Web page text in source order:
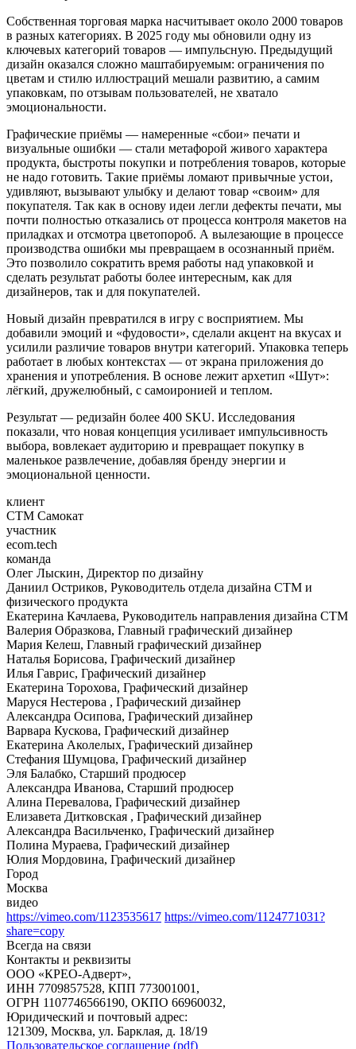
Собственная торговая марка насчитывает около 2000 товаров
в разных категориях. В 2025 году мы обновили одну из
ключевых категорий товаров — импульсную. Предыдущий
дизайн оказался сложно маштабируемым: ограничения по
цветам и стилю иллюстраций мешали развитию, а самим
упаковкам, по отзывам пользователей, не хватало
эмоциональности.
Графические приёмы — намеренные «сбои» печати и
визуальные ошибки — стали метафорой живого характера
продукта, быстроты покупки и потребления товаров, которые
не надо готовить. Такие приёмы ломают привычные устои,
удивляют, вызывают улыбку и делают товар «своим» для
покупателя. Так как в основу идеи легли дефекты печати, мы
почти полностью отказались от процесса контроля макетов на
приладках и отсмотра цветопороб. А вылезающие в процессе
производства ошибки мы превращаем в осознанный приём.
Это позволило сократить время работы над упаковкой и
сделать результат работы более интересным, как для
дизайнеров, так и для покупателей.
Новый дизайн превратился в игру с восприятием. Мы
добавили эмоций и «фудовости», сделали акцент на вкусах и
усилили различие товаров внутри категорий. Упаковка теперь
работает в любых контекстах — от экрана приложения до
хранения и употребления. В основе лежит архетип «Шут»:
лёгкий, дружелюбный, с самоиронией и теплом.
Результат — редизайн более 400 SKU. Исследования
показали, что новая концепция усиливает импульсивность
выбора, вовлекает аудиторию и превращает покупку в
маленькое развлечение, добавляя бренду энергии и
эмоциональной ценности.
клиент
СТМ Самокат
участник
ecom.tech
команда
Олег Лыскин, Директор по дизайну
Даниил Остриков, Руководитель отдела дизайна СТМ и
физического продукта
Екатерина Качлаева, Руководитель направления дизайна СТМ
Валерия Образкова, Главный графический дизайнер
Мария Келеш, Главный графический дизайнер
Наталья Борисова, Графический дизайнер
Илья Гаврис, Графический дизайнер
Екатерина Торохова, Графический дизайнер
Маруся Нестерова , Графический дизайнер
Александра Осипова, Графический дизайнер
Варвара Кускова, Графический дизайнер
Екатерина Аколелых, Графический дизайнер
Стефания Шумцова, Графический дизайнер
Эля Балабко, Старший продюсер
Александра Иванова, Старший продюсер
Алина Перевалова, Графический дизайнер
Елизавета Дитковская , Графический дизайнер
Александра Васильченко, Графический дизайнер
Полина Мураева, Графический дизайнер
Юлия Мордовина, Графический дизайнер
Город
Москва
видео
https://vimeo.com/1123535617 https://vimeo.com/1124771031?
share=copy
Всегда на связи
Контакты и реквизиты
ООО «КРЕО‐Адверт»,
ИНН 7709857528, КПП 773001001,
ОГРН 1107746566190, ОКПО 66960032,
Юридический и почтовый адрес:
121309, Москва, ул. Барклая, д. 18/19
Пользовательское соглашение (pdf)